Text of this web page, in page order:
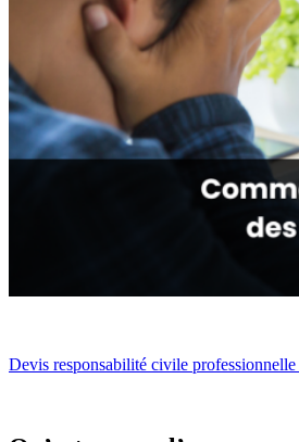
Devis responsabilité civile